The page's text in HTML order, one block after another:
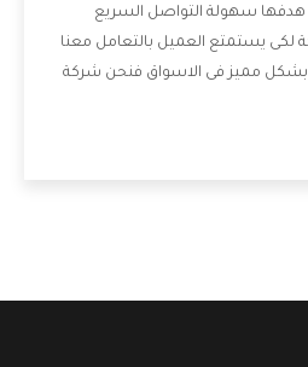
هدفها سهولة التواصل السريع
لكى يستمتع العميل بالتعامل معنا
بشكل مميز فى الاسواق فنحن شركة
الشركة بها والتى تكون منها خدمة